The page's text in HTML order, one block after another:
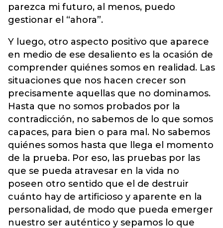
parezca mi futuro, al menos, puedo
gestionar el “ahora”.
Y luego, otro aspecto positivo que aparece
en medio de ese desaliento es la ocasión de
comprender quiénes somos en realidad. Las
situaciones que nos hacen crecer son
precisamente aquellas que no dominamos.
Hasta que no somos probados por la
contradicción, no sabemos de lo que somos
capaces, para bien o para mal. No sabemos
quiénes somos hasta que llega el momento
de la prueba. Por eso, las pruebas por las
que se pueda atravesar en la vida no
poseen otro sentido que el de destruir
cuánto hay de artificioso y aparente en la
personalidad, de modo que pueda emerger
nuestro ser auténtico y sepamos lo que